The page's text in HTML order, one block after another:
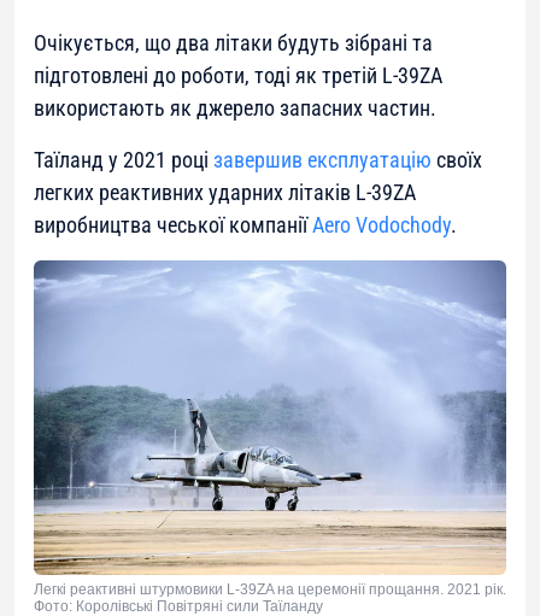
Очікується, що два літаки будуть зібрані та
підготовлені до роботи, тоді як третій L-39ZA
використають як джерело запасних частин.
Таїланд у 2021 році завершив експлуатацію своїх
легких реактивних ударних літаків L-39ZA
виробництва чеської компаніїAero Vodochody.
Легкі реактивні штурмовики L-39ZA на церемонії прощання. 2021 рік.
Фото: Королівські Повітряні сили Таїланду